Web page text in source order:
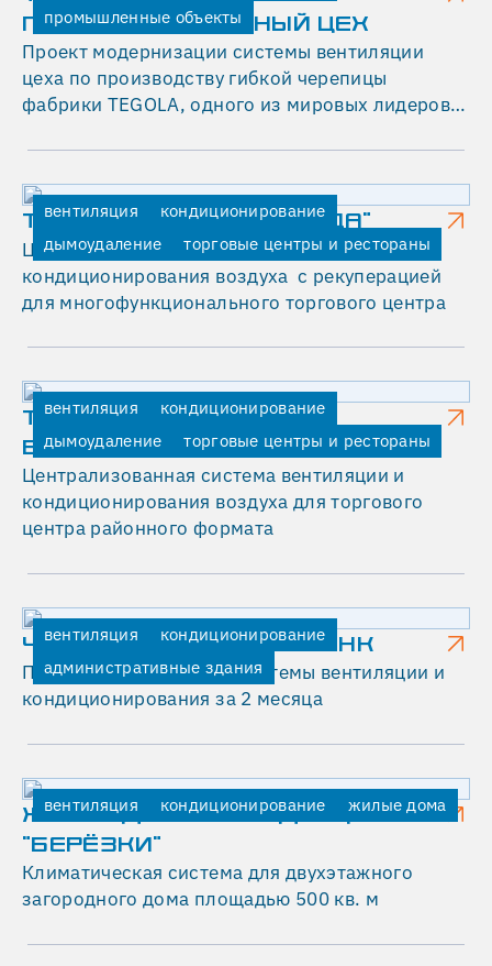
промышленные объекты
ПРОИЗВОДСТВЕННЫЙ ЦЕХ
Проект модернизации системы вентиляции
цеха по производству гибкой черепицы
фабрики TEGOLA, одного из мировых лидеров в
гидроизоляционных систем.
вентиляция
кондиционирование
дымоудаление
торговые центры и рестораны
ТОРГОВЫЙ ЦЕНТР "СРЕДА"
Централизованная система вентиляции и
кондиционирования воздуха с рекуперацией
для многофункционального торгового центра
вентиляция
кондиционирование
дымоудаление
торговые центры и рестораны
ТОРГОВЫЙ ЦЕНТР "W
БИРЮЛЕВСКАЯ"
Централизованная система вентиляции и
кондиционирования воздуха для торгового
центра районного формата
вентиляция
кондиционирование
административные здания
ЧАЙНА КОНСТРАКШН БАНК
Полная реконструкция системы вентиляции и
кондиционирования за 2 месяца
вентиляция кондиционирование жилые дома
ЖИЛОЙ ДОМ В РЕЗИДЕНЦИИ
"БЕРЁЗКИ"
Климатическая система для двухэтажного
загородного дома площадью 500 кв. м
—
с
еще
более
масштабными
и
проектами,
—
мы
убеждаемся
в
что
делаем
свою
работу
хорошо.
Среди
таких
клиентов
Digital
October,
специализирующаяся
на
и
разработке
образовательных
продуктов
в
сфере
экономики